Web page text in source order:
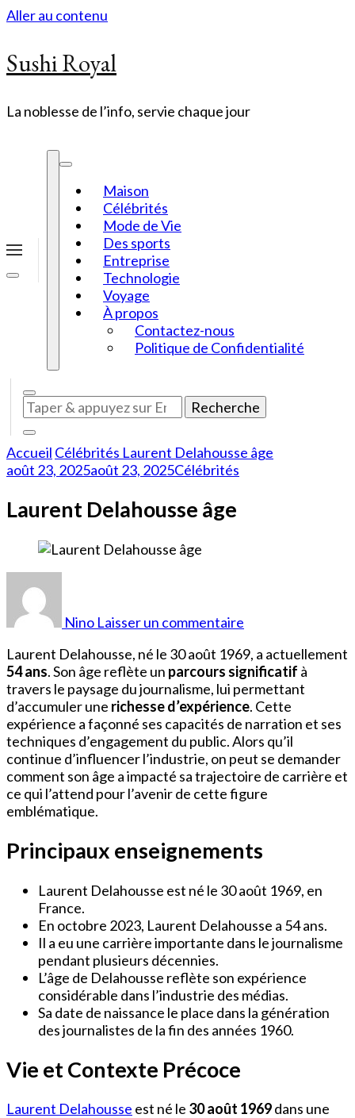
Aller au contenu
Sushi Royal
La noblesse de l’info, servie chaque jour
Maison
Célébrités
Mode de Vie
Des sports
Entreprise
Technologie
Voyage
À propos
Contactez-nous
Politique de Confidentialité
Vous
recherchiez
quelque
chose
?
Accueil Célébrités Laurent Delahousse âge
août 23, 2025août 23, 2025Célébrités
Laurent Delahousse âge
Nino Laisser un commentaire
âge
Laurent Delahousse, né le 30 août 1969, a actuellement
54 ans. Son âge reflète un parcours significatif à
travers le paysage du journalisme, lui permettant
d’accumuler une richesse d’expérience. Cette
expérience a façonné ses capacités de narration et ses
techniques d’engagement du public. Alors qu’il
continue d’influencer l’industrie, on peut se demander
comment son âge a impacté sa trajectoire de carrière et
ce qui l’attend pour l’avenir de cette figure
emblématique.
Principaux enseignements
Laurent Delahousse est né le 30 août 1969, en
France.
En octobre 2023, Laurent Delahousse a 54 ans.
Il a eu une carrière importante dans le journalisme
pendant plusieurs décennies.
L’âge de Delahousse reflète son expérience
considérable dans l’industrie des médias.
Sa date de naissance le place dans la génération
des journalistes de la fin des années 1960.
Vie et Contexte Précoce
Laurent Delahousse est né le 30 août 1969dans une